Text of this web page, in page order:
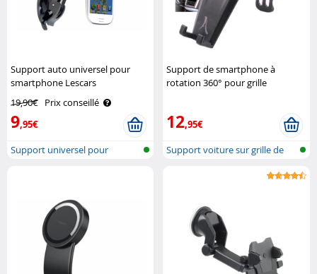
Support auto universel pour
smartphone Lescars
19,90€ Prix conseillé
9,95€
Support universel pour
Support de smartphone à
rotation 360° pour grille
12,95€
Support voiture sur grille de